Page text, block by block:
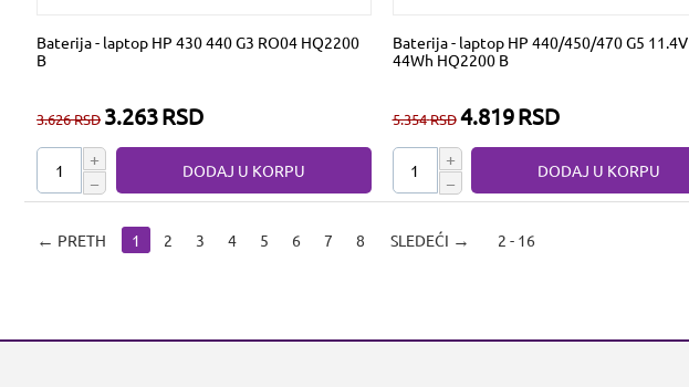
Baterija - laptop HP 430 440 G3 RO04 HQ2200
B
3.626RSD 3.263RSD
+
−
DODAJ U KORPU
Baterija - laptop HP 440/450/470 G5 11.4V
44Wh HQ2200 B
5.354RSD 4.819RSD
+
−
DODAJ U KORPU
PRETH 1 2 3 4 5 6 7 8 SLEDEĆI 2 - 16